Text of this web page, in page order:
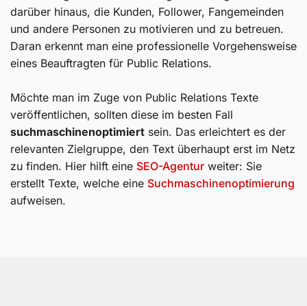
darüber hinaus, die Kunden, Follower, Fangemeinden
und andere Personen zu motivieren und zu betreuen.
Daran erkennt man eine professionelle Vorgehensweise
eines Beauftragten für Public Relations.
Möchte man im Zuge von Public Relations Texte
veröffentlichen, sollten diese im besten Fall
suchmaschinenoptimiert sein. Das erleichtert es der
relevanten Zielgruppe, den Text überhaupt erst im Netz
zu finden. Hier hilft eine SEO-Agentur weiter: Sie
erstellt Texte, welche eine Suchmaschinenoptimierung
aufweisen.